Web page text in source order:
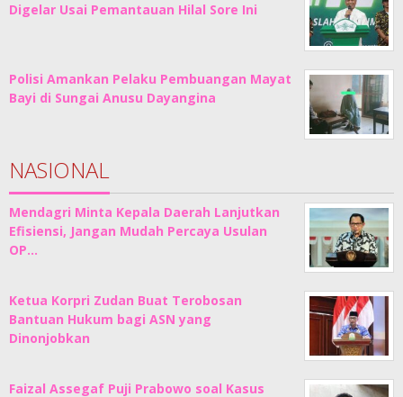
Digelar Usai Pemantauan Hilal Sore Ini
Polisi Amankan Pelaku Pembuangan Mayat
Bayi di Sungai Anusu Dayangina
NASIONAL
Mendagri Minta Kepala Daerah Lanjutkan
Efisiensi, Jangan Mudah Percaya Usulan
OP…
Ketua Korpri Zudan Buat Terobosan
Bantuan Hukum bagi ASN yang
Dinonjobkan
Faizal Assegaf Puji Prabowo soal Kasus